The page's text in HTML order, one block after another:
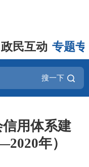
政民互动 专题
搜一下
用体系建
年）